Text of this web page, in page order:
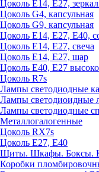
Цоколь Е14, Е27,
Цоколь G4, капсульная
Цоколь G9, капсульная
Цоколь Е14, Е27, Е40,
Цоколь Е14, Е27, свеча
Цоколь Е14, Е27, шар
Цоколь Е40, Е27
Цоколь R7s
Лампы светодиодные
Лампы светодиоидные
Лампы светодиодные
Металлогалогенные
Цоколь RX7s
Цоколь Е27, E40
Щиты. Шкафы. Боксы.
Коробки